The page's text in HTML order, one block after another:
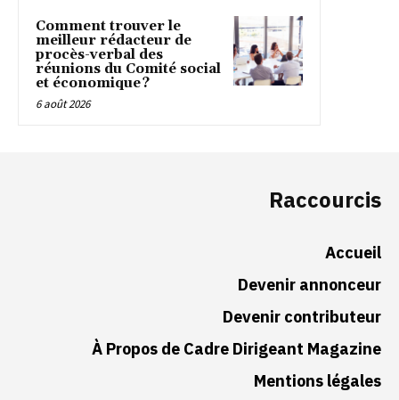
Comment trouver le
meilleur rédacteur de
procès-verbal des
réunions du Comité social
et économique ?
6 août 2026
Raccourcis
Accueil
Devenir annonceur
Devenir contributeur
À Propos de Cadre Dirigeant Magazine
Mentions légales